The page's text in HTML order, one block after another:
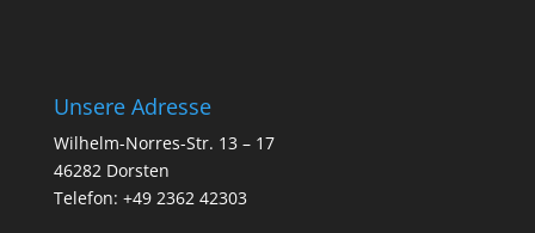
Unsere Adresse
Wilhelm-Norres-Str. 13 – 17
46282 Dorsten
Telefon: +49 2362 42303